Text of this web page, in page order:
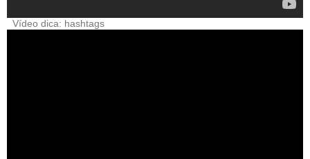
Vídeo dica: hashtags